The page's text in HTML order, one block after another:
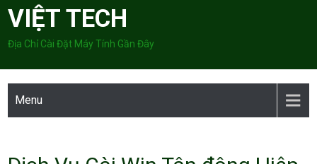
VIỆT TECH
Địa Chỉ Cài Đặt Máy Tính Gần Đây
Menu